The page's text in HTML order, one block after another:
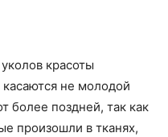
красоты
не молодой
более поздней, так как
произошли в тканях,